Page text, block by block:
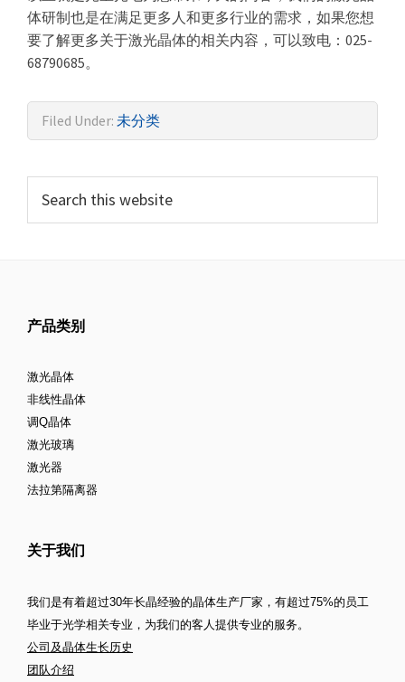
体研制也是在满足更多人和更多行业的需求，如果您想
要了解更多关于激光晶体的相关内容，可以致电：025-
68790685。
Filed Under: 未分类
产品类别
激光晶体
非线性晶体
调Q晶体
激光玻璃
激光器
法拉第隔离器
关于我们
我们是有着超过30年长晶经验的晶体生产厂家，有超过75%的员工
毕业于光学相关专业，为我们的客人提供专业的服务。
公司及晶体生长历史
团队介绍